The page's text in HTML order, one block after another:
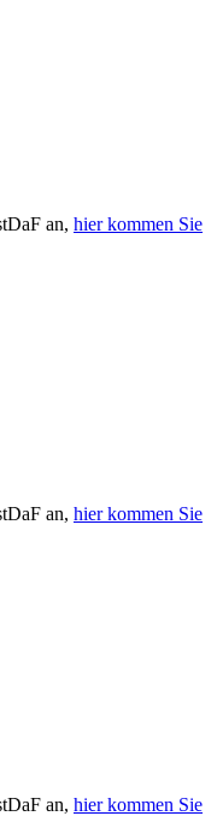
an, hier kommen Sie
an, hier kommen Sie
an, hier kommen Sie